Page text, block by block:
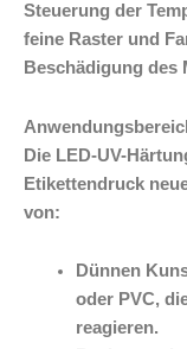
Steuerung der
feine Raster und
Beschädigung des
Die LED-UV-
Etikettendruck
von:
Dünnen
oder PVC,
reagieren.